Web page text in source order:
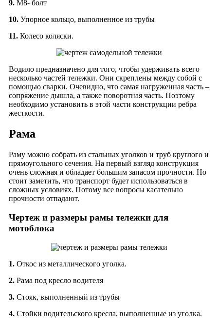
9. М8- болт
10. Упорное кольцо, выполненное из трубы
11. Колесо коляски.
Водило предназначено для того, чтобы удерживать всего
несколько частей тележки. Они скреплены между собой с
помощью сварки. Очевидно, что самая нагруженная часть –
сопряжение дышла, а также поворотная часть. Поэтому
необходимо установить в этой части конструкции ребра
жесткости.
Рама
Раму можно собрать из стальных уголков и труб круглого и
прямоугольного сечения. На первый взгляд конструкция
очень сложная и обладает большим запасом прочности. Но
стоит заметить, что транспорт будет использоваться в
сложных условиях. Потому все вопросы касательно
прочности отпадают.
Чертеж и размеры рамы тележки для
мотоблока
1. Откос из металлического уголка.
2. Рама под кресло водителя
3. Стояк, выполненный из трубы
4. Стойки водительского кресла, выполненные из уголка.